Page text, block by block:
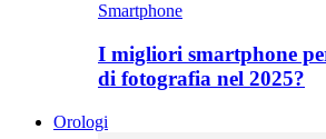
Smartphone
I migliori smartphone
di fotografia nel 2025?
Orologi